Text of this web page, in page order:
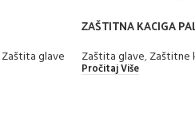
Zaštita glave
ZAŠTITNA KACIGA
Zaštita glave,Zaštitne
Pročitaj Više